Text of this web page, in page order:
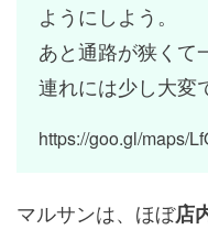
ようにしよう。
あと通路が狭くて
連れには少し大変
https://goo.gl/maps/
マルサンは、ほぼ店